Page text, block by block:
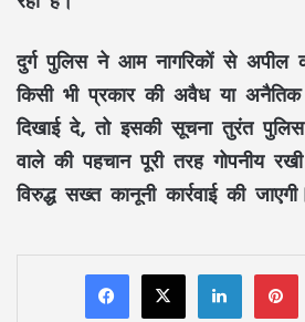
दुर्ग पुलिस ने आम नागरिकों से
किसी भी प्रकार की अवैध या अनैतिक
दिखाई दे, तो इसकी सूचना तुरंत
वाले की पहचान पूरी तरह गोपनीय
विरुद्ध सख्त कानूनी कार्रवाई की
LinkedIn